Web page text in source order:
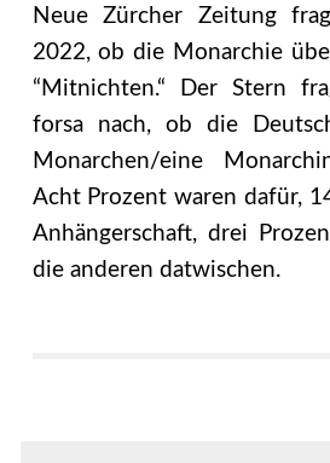
Neue Zürcher Zeitung
2022, ob die Monarchie
“Mitnichten.“ Der Stern
forsa nach, ob die
Monarchen/eine
Acht Prozent waren dafür,
Anhängerschaft, drei
die anderen datwischen.